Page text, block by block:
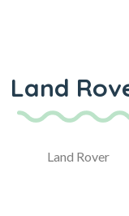
Land
Land Rover